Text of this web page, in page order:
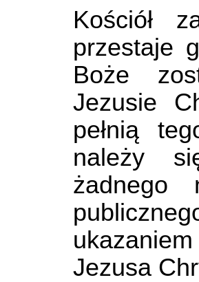
Kościół
przestaje
Boże
Jezusie
pełnią
należy
żadnego
Jezusa